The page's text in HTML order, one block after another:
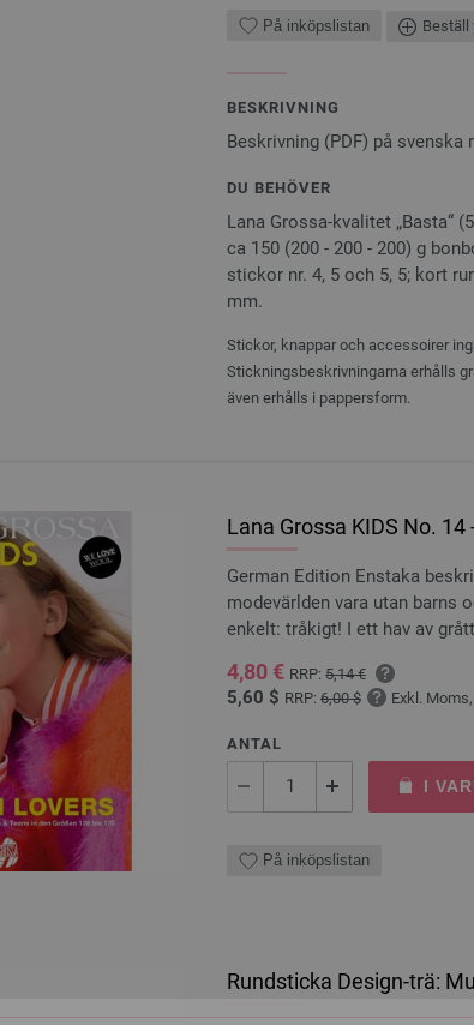
På inköpslistan Beställ
BESKRIVNING
Beskrivning (PDF) på
DU BEHÖVER
Lana Grossa-kvalitet „Basta“
ca 150 (200 - 200 - 200) g
stickor nr. 4, 5 och 5, 5; kort
mm.
Stickor, knappar och accessoirer
Stickningsbeskrivningarna erhålls
även erhålls i pappersform.
Lana Grossa KIDS No. 14
German Edition Enstaka
modevärlden vara utan barns
enkelt: tråkigt! I ett hav av
4,80 € RRP: 5,14 €
5,60 $ RRP: 6,00 $ Exkl.
ANTAL
I
På inköpslistan
Rundsticka Design-trä: